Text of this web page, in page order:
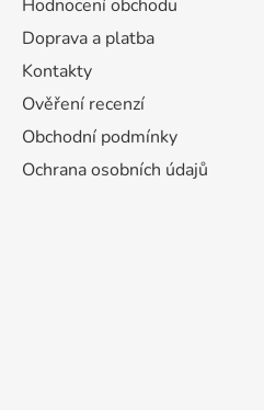
Hodnocení obchodu
Doprava a platba
Kontakty
Ověření recenzí
Obchodní podmínky
Ochrana osobních údajů